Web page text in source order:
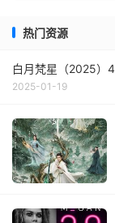
热门资源
白月梵星（2025）
2025-01-19